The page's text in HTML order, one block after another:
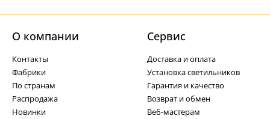
О компании
Контакты
Фабрики
По странам
Распродажа
Новинки
Cервис
Доставка и оплата
Установка светильников
Гарантия и качество
Возврат и обмен
Веб-мастерам